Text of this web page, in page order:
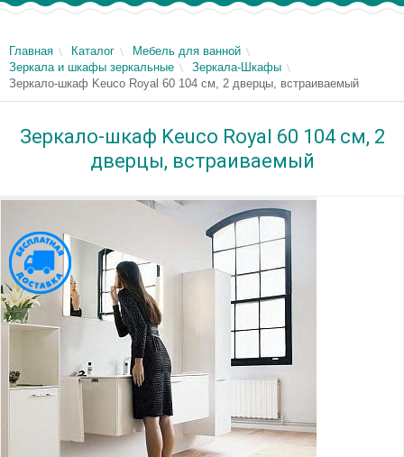
Главная Каталог
Мебель для ванной
Зеркала и шкафы зеркальные
Зеркала-Шкафы
Зеркало-шкаф Keuco Royal 60 104 см, 2 дверцы, встраиваемый
Зеркало-шкаф Keuco Royal 60 104 см, 2
дверцы, встраиваемый